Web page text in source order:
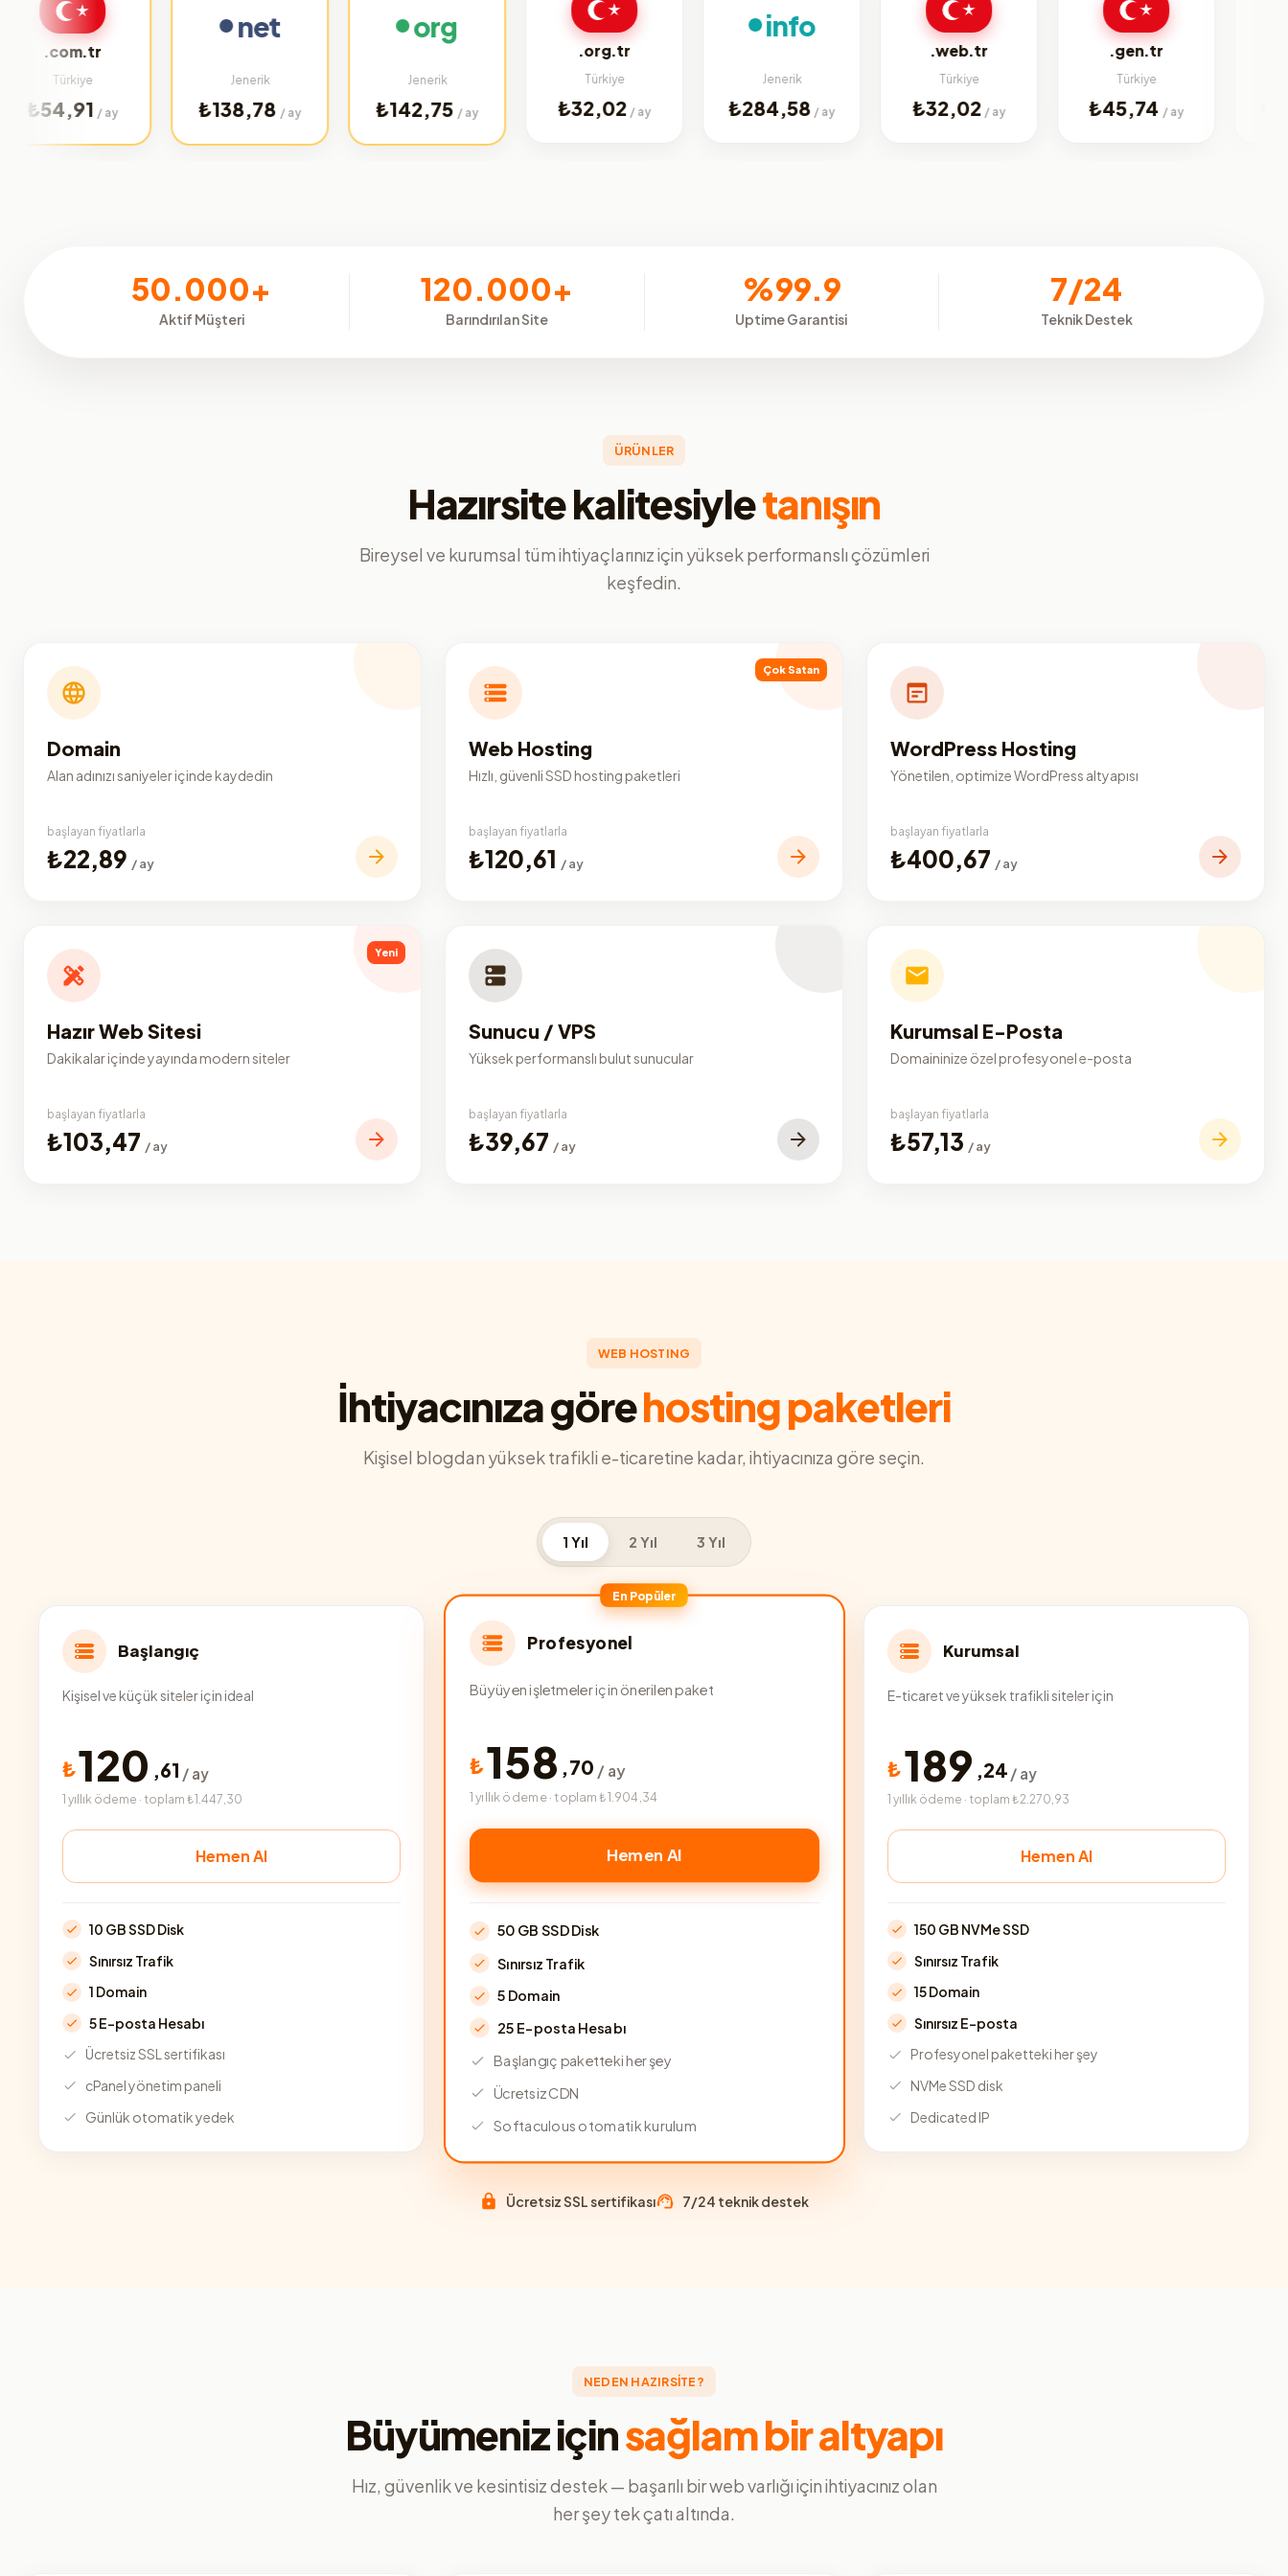
/ ay
net
₺138,78 / ay
org
₺142,75 / ay ₺32,02 / ay
info
₺284,58 / ay
.web.tr
₺32,02 / ay
.gen.tr
₺45,74 / ay
50.000+
Aktif Müşteri
120.000+
Barındırılan Site
%99.9
Uptime Garantisi
7/24
Teknik Destek
ÜRÜNLER
Hazırsite kalitesiyletanışın
Bireysel ve kurumsal tüm ihtiyaçlarınız için yüksek performanslı çözümleri
keşfedin.
Domain
Alan adınızı saniyeler içinde kaydedin
başlayan fiyatlarla
₺22,89 / ay
Çok Satan
Web Hosting
Hızlı, güvenli SSD hosting paketleri
başlayan fiyatlarla
₺120,61 / ay
WordPress Hosting
Yönetilen, optimize WordPress altyapısı
başlayan fiyatlarla
₺400,67 / ay
Yeni
Hazır Web Sitesi
Dakikalar içinde yayında modern siteler
başlayan fiyatlarla
₺103,47 / ay
Sunucu / VPS
Yüksek performanslı bulut sunucular
başlayan fiyatlarla
₺39,67 / ay
Kurumsal E-Posta
Domaininize özel profesyonel e-posta
başlayan fiyatlarla
₺57,13 / ay
WEB HOSTING
İhtiyacınıza görehosting paketleri
Kişisel blogdan yüksek trafikli e-ticaretine kadar, ihtiyacınıza göre seçin.
1 Yıl 2 Yıl 3 Yıl
Başlangıç
Kişisel ve küçük siteler için ideal
₺120 ,61 / ay
1 yıllık ödeme · toplam ₺1.447,30
Hemen Al
10 GB SSD Disk
Sınırsız Trafik
1 Domain
5 E-posta Hesabı
Ücretsiz SSL sertifikası
cPanel yönetim paneli
Günlük otomatik yedek
En Popüler
Profesyonel
Büyüyen işletmeler için önerilen paket
₺158 ,70 / ay
1 yıllık ödeme · toplam ₺1.904,34
Hemen Al
50 GB SSD Disk
Sınırsız Trafik
5 Domain
25 E-posta Hesabı
Başlangıç paketteki her şey
Ücretsiz CDN
Softaculous otomatik kurulum
Kurumsal
E-ticaret ve yüksek trafikli siteler için
₺189 ,24 / ay
1 yıllık ödeme · toplam ₺2.270,93
Hemen Al
150 GB NVMe SSD
Sınırsız Trafik
15 Domain
Sınırsız E-posta
Profesyonel paketteki her şey
NVMe SSD disk
Dedicated IP
Ücretsiz SSL sertifikası 7/24 teknik destek
NEDEN HAZIRSİTE?
Büyümeniz içinsağlam bir altyapı
Hız, güvenlik ve kesintisiz destek — başarılı bir web varlığı için ihtiyacınız olan
her şey tek çatı altında.